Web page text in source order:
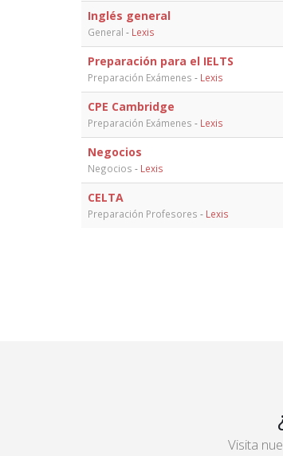
Inglés general
General - Lexis
Preparación para el IELTS
Preparación Exámenes - Lexis
CPE Cambridge
Preparación Exámenes - Lexis
Negocios
Negocios - Lexis
CELTA
Preparación Profesores - Lexis
Visita